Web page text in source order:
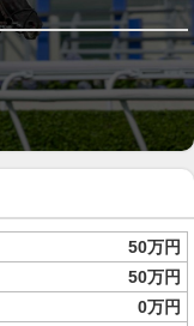
50万円
50万円
0万円